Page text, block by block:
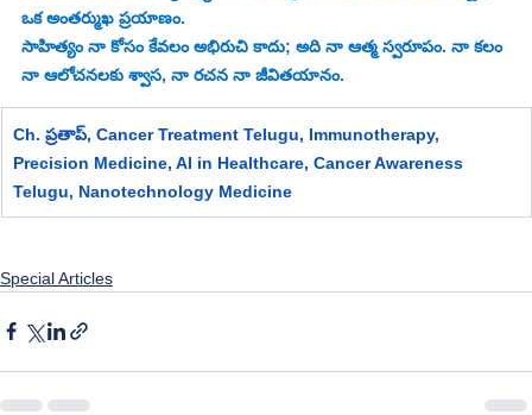
ఒక అంతర్ముఖ ప్రయాణం.
సాహిత్యం నా కోసం కేవలం అభిరుచి కాదు; అది నా ఆత్మ స్వరూపం. నా కలం
నా ఆలోచనలకు శ్వాస, నా రచన నా జీవితయానం.
Ch. ప్రతాప్, Cancer Treatment Telugu, Immunotherapy,
Precision Medicine, AI in Healthcare, Cancer Awareness
Telugu, Nanotechnology Medicine
Special Articles